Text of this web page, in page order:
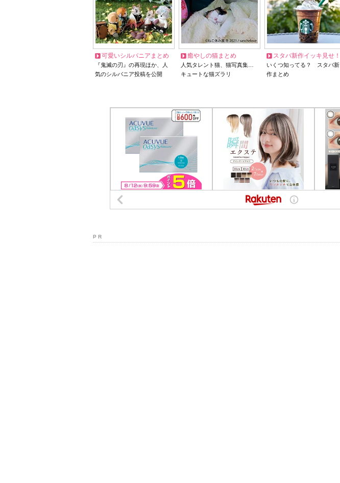
可愛いシルバニアまとめ
『鬼滅の刃』の再現ほか、人
気のシルバニア投稿を公開
癒やしの猫まとめ
人気タレント猫、猫写真集…
キュートな猫ズラリ
スタバ新作イッキ見せ！
いくつ知ってる？ スタバ新
作まとめ
P R